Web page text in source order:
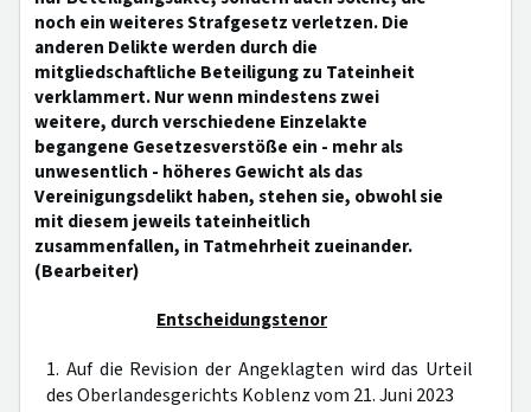
noch ein weiteres Strafgesetz verletzen. Die
anderen Delikte werden durch die
mitgliedschaftliche Beteiligung zu Tateinheit
verklammert. Nur wenn mindestens zwei
weitere, durch verschiedene Einzelakte
begangene Gesetzesverstöße ein - mehr als
unwesentlich - höheres Gewicht als das
Vereinigungsdelikt haben, stehen sie, obwohl sie
mit diesem jeweils tateinheitlich
zusammenfallen, in Tatmehrheit zueinander.
(Bearbeiter)
Entscheidungstenor
1. Auf die Revision der Angeklagten wird das Urteil
des Oberlandesgerichts Koblenz vom 21. Juni 2023